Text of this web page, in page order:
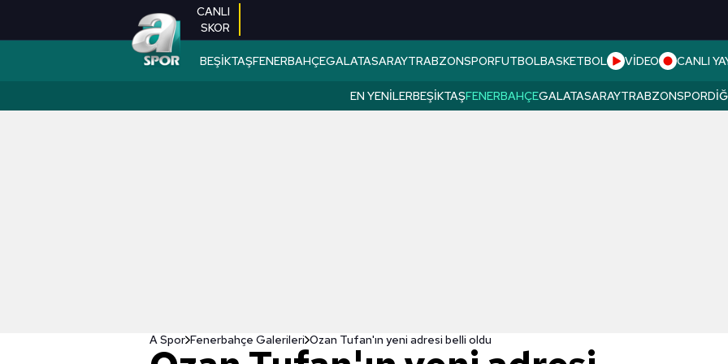
CANLI
SKOR
BEŞİKTAŞFENERBAHÇEGALATASARAYTRABZONSPORFUTBOLBASKETBOL VİDEO CANLI
EN YENILERBEŞIKTAŞFENERBAHÇEGALATASARAYTRABZONSPOR
A Spor Fenerbahçe Galerileri Ozan Tufan'ın yeni adresi belli oldu